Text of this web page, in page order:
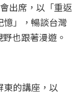
出席，以「重返
憶」，暢談台灣
也跟著漫遊。
東的講座，以